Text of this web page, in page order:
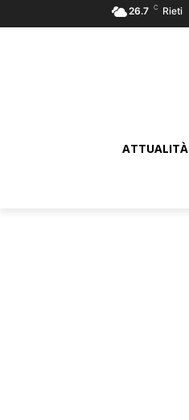
26.7 C Rieti
ATTUALITÀ